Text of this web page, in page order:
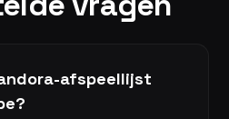
afspeellijst